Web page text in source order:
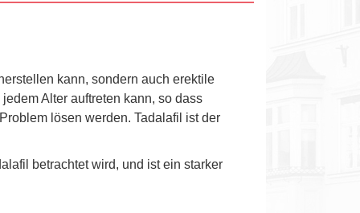
kann, sondern auch erektile
Alter auftreten kann, so dass
lösen werden. Tadalafil ist der
betrachtet wird, und ist ein starker